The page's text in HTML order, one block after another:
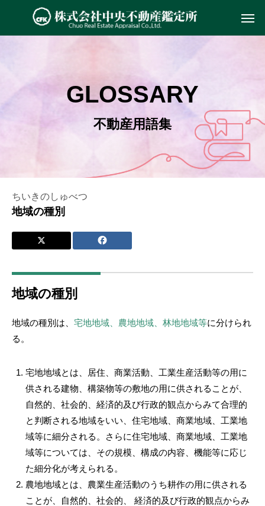
GLOSSARY
不動産用語集
ちいきのしゅべつ
地域の種別
地域の種別
地域の種別は、 宅地地域、農地地域、林地地域等に分けられ
る。
宅地地域とは、居住、商業活動、工業生産活動等の用に
供される建物、構築物等の敷地の用に供されることが、
自然的、社会的、経済的及び行政的観点からみて合理的
と判断される地域をいい、住宅地域、商業地域、工業地
域等に細分される。さらに住宅地域、商業地域、工業地
域等については、その規模、構成の内容、機能等に応じ
た細分化が考えられる。
農地地域とは、農業生産活動のうち耕作の用に供される
ことが、自然的、社会的、 経済的及び行政的観点からみ